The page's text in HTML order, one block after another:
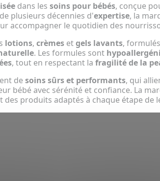
dans les soins pour bébés, conçue
plusieurs décennies d'expertise, la
accompagner le quotidien des
lotions, crèmes etgels lavants,
. Les formules sont
, tout en respectant la fragilité de la
de soins sûrs et performants, qui
bébé avec sérénité et confiance. La
des produits adaptés à chaque étape de